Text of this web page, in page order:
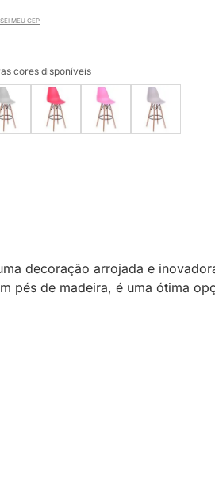
MEU CEP
cores disponíveis
decoração arrojada e
pés de madeira, é uma ótima